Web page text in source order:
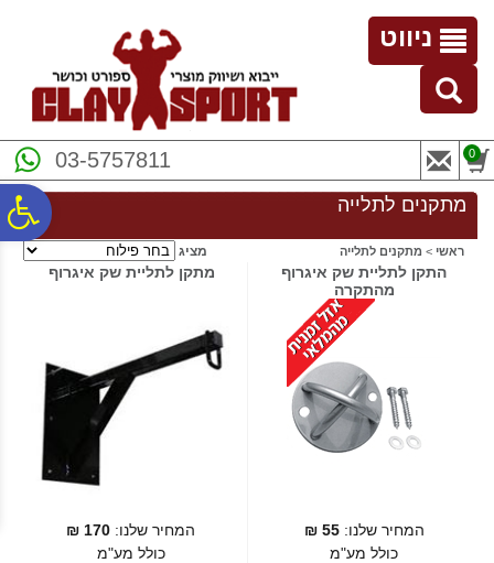
נגישות
המרכזי
ניווט
03-5757811 0
מתקנים לתלייה
ראשי > מתקנים לתלייה מציג
התקן לתליית שק איגרוף
מהתקרה
המחיר שלנו:55
₪
כולל מע"מ
מתקן לתליית שק איגרוף
המחיר שלנו: 170
₪
כולל מע"מ